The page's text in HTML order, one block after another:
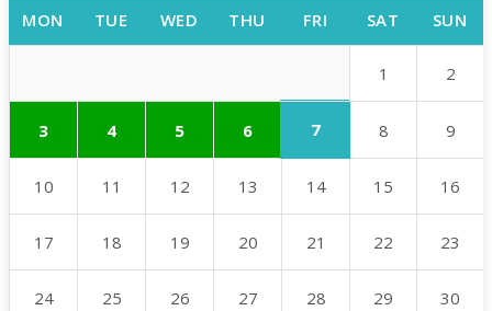
MON TUE WED THU FRI SAT SUN
1 2
3 4 5 6 7 8 9
10 11 12 13 14 15 16
17 18 19 20 21 22 23
24 25 26 27 28 29 30